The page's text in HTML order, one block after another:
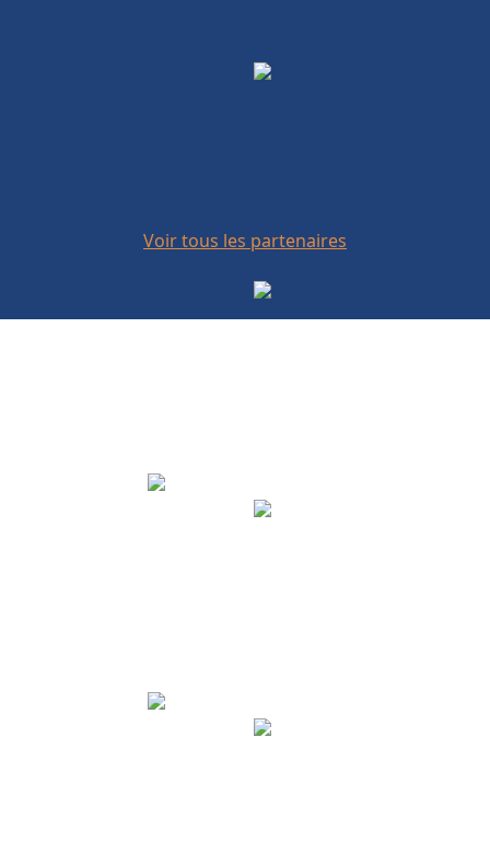
Voir tous les partenaires